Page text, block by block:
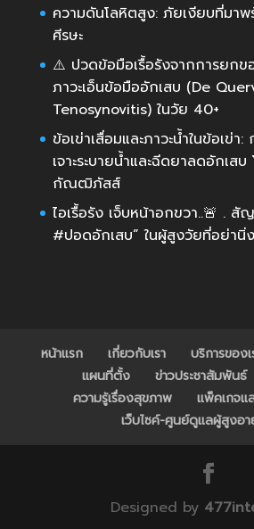
ความดันโลหิตสูง: ภัยเงียบที่มาพ
ศีรษะ
⚠️ ปวดข้อมือเรื้อรังจากการยกข
ภาวะเอ็นข้อมืออักเสบ (De
Tenosynovitis) ในวัย 40+
ข้อเข่าเสื่อมและภาวะน้ำในข้อเข่
เจาะระบายน้ำและฉีดยาลดอักเส
กัณฒิภัสส์
ไอเรื้อรัง เจ็บหน้าอกขวา..🚨 .
#ปอดอักเสบ” ในผู้สูงวัยที่อย่านิ่
หน้าแรก เกี่ยวกับเรา บริการของเ
แผนที่ตั้ง
ข่าวประชาสัมพันธ์
ความรู้เรื่องสุขภาพ
แพ็คเกจแ
เว็บไซค์-ศูนย์ดูแลผู้สูงอ
Designed by